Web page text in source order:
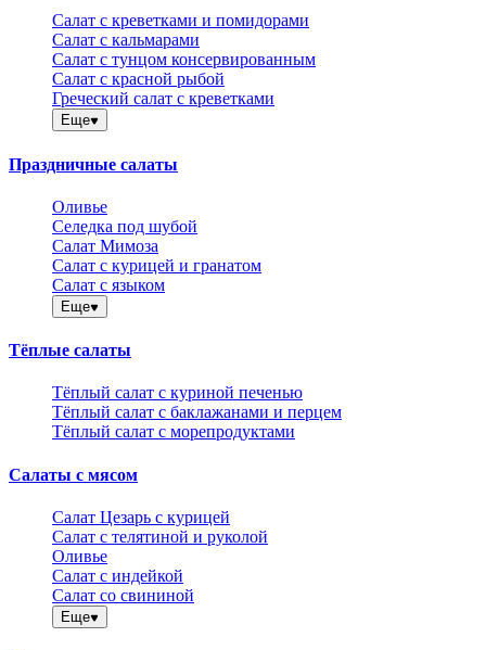
Салат с креветками и помидорами
Салат с кальмарами
Салат с тунцом консервированным
Салат с красной рыбой
Греческий салат с креветками
Еще
Праздничные салаты
Оливье
Селедка под шубой
Салат Мимоза
Салат с курицей и гранатом
Салат с языком
Еще
Тёплые салаты
Тёплый салат с куриной печенью
Тёплый салат с баклажанами и перцем
Тёплый салат с морепродуктами
Салаты с мясом
Салат Цезарь с курицей
Салат с телятиной и руколой
Оливье
Салат с индейкой
Салат со свининой
Еще